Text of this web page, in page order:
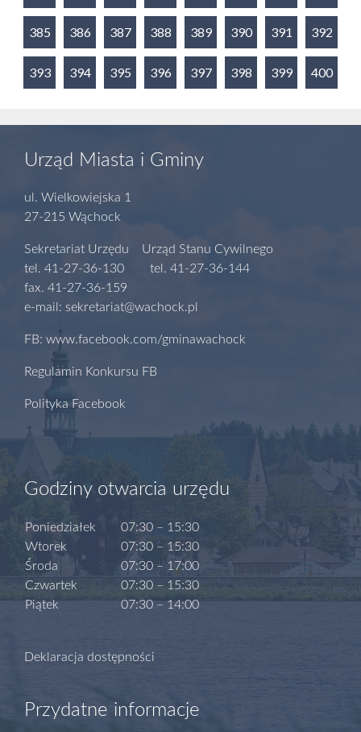
385 386 387 388 389 390 391 392
393 394 395 396 397 398 399 400
Urząd Miasta i Gminy
ul. Wielkowiejska 1
27-215 Wąchock
Sekretariat Urzędu Urząd Stanu Cywilnego
tel. 41-27-36-130 tel. 41-27-36-144
fax. 41-27-36-159
e-mail: sekretariat@wachock.pl
FB: www.facebook.com/gminawachock
Regulamin Konkursu FB
Polityka Facebook
Godziny otwarcia urzędu
Poniedziałek
Wtorek
Środa
Czwartek
Piątek
07:30 – 15:30
07:30 – 15:30
07:30 – 17:00
07:30 – 15:30
07:30 – 14:00
Deklaracja dostępności
Przydatne informacje